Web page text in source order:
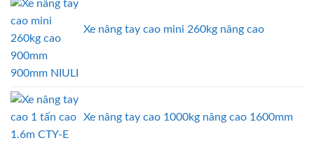
Xe nâng tay cao mini 260kg nâng cao
900mm NIULI
Xe nâng tay cao 1000kg nâng cao 1600mm